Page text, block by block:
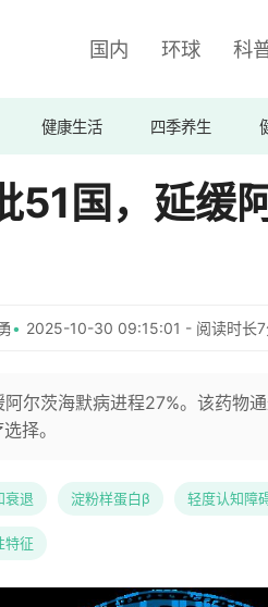
国内 环球 科
健康生活 四季养生
51国，延缓
2025-10-30 09:15:01 - 阅读时长
尔茨海默病进程27%。该药物
择。
衰退 淀粉样蛋白β 轻度认知障
特征